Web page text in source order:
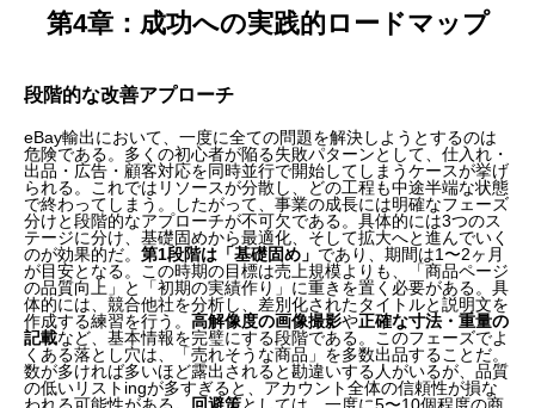
第4章：成功への実践的ロードマップ
段階的な改善アプローチ
eBay輸出において、一度に全ての問題を解決しようとするのは
危険である。多くの初心者が陥る失敗パターンとして、仕入れ・
出品・広告・顧客対応を同時並行で開始してしまうケースが挙げ
られる。これではリソースが分散し、どの工程も中途半端な状態
で終わってしまう。したがって、事業の成長には明確なフェーズ
分けと段階的なアプローチが不可欠である。具体的には3つのス
テージに分け、基礎固めから最適化、そして拡大へと進んでいく
のが効果的だ。 第1段階は「基礎固め」 であり、期間は1〜2ヶ月
が目安となる。この時期の目標は売上規模よりも、「商品ページ
の品質向上」と「初期の実績作り」に重きを置く必要がある。具
体的には、競合他社を分析し、差別化されたタイトルと説明文を
作成する練習を行う。 高解像度の画像撮影や正確な寸法・重量の
記載など、基本情報を完璧にする段階である。このフェーズでよ
くある落とし穴は、「売れそうな商品」を多数出品することだ。
数が多ければ多いほど露出されると勘違いする人がいるが、品質
の低いリストingが多すぎると、アカウント全体の信頼性が損な